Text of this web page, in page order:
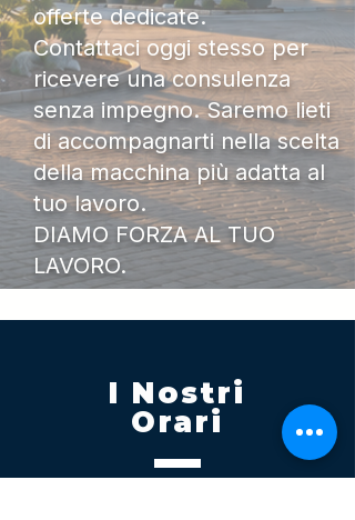
offerte dedicate.
Contattaci oggi stesso per
ricevere una consulenza
senza impegno. Saremo lieti
di accompagnarti nella scelta
della macchina più adatta al
tuo lavoro.
DIAMO FORZA AL TUO
LAVORO.
I Nostri
Orari